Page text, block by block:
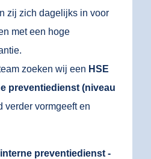
zij zich dagelijks in voor
met een hoge
zoeken wij een HSE
preventiedienst (niveau
verder vormgeeft en
preventiedienst -